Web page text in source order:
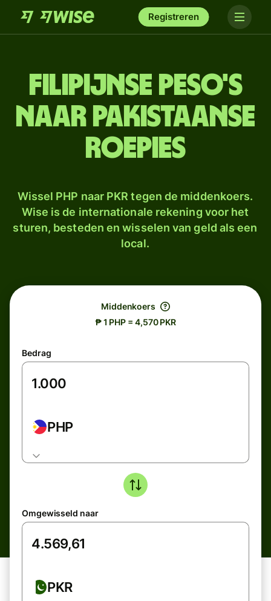
Registreren
Filipijnse peso's
naar Pakistaanse
roepies
Wissel PHP naar PKR tegen de middenkoers.
Wise is de internationale rekening voor het
sturen, besteden en wisselen van geld als een
local.
Middenkoers
₱ 1 PHP = 4,570 PKR
Bedrag
PHP
Omgewisseld naar
PKR